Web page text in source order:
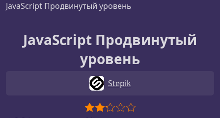
JavaScript Продвинутый уровень
JavaScript Продвинутый
уровень
Stepik